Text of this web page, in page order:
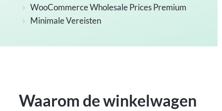
WooCommerce Wholesale Prices Premium
Minimale Vereisten
Waarom de winkelwagen